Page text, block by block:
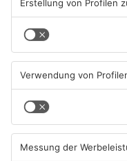
03.08.2026, 15:57 UHR IN KREIS
ASCHAFFENBURG